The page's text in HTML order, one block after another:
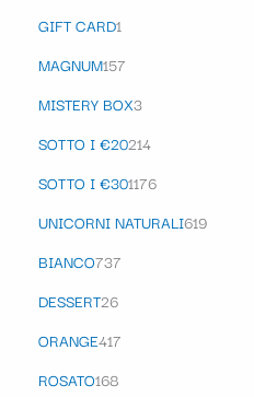
GIFT CARD1
MAGNUM157
MISTERY BOX3
SOTTO I €20214
SOTTO I €301176
UNICORNI NATURALI619
BIANCO737
DESSERT26
ORANGE417
ROSATO168